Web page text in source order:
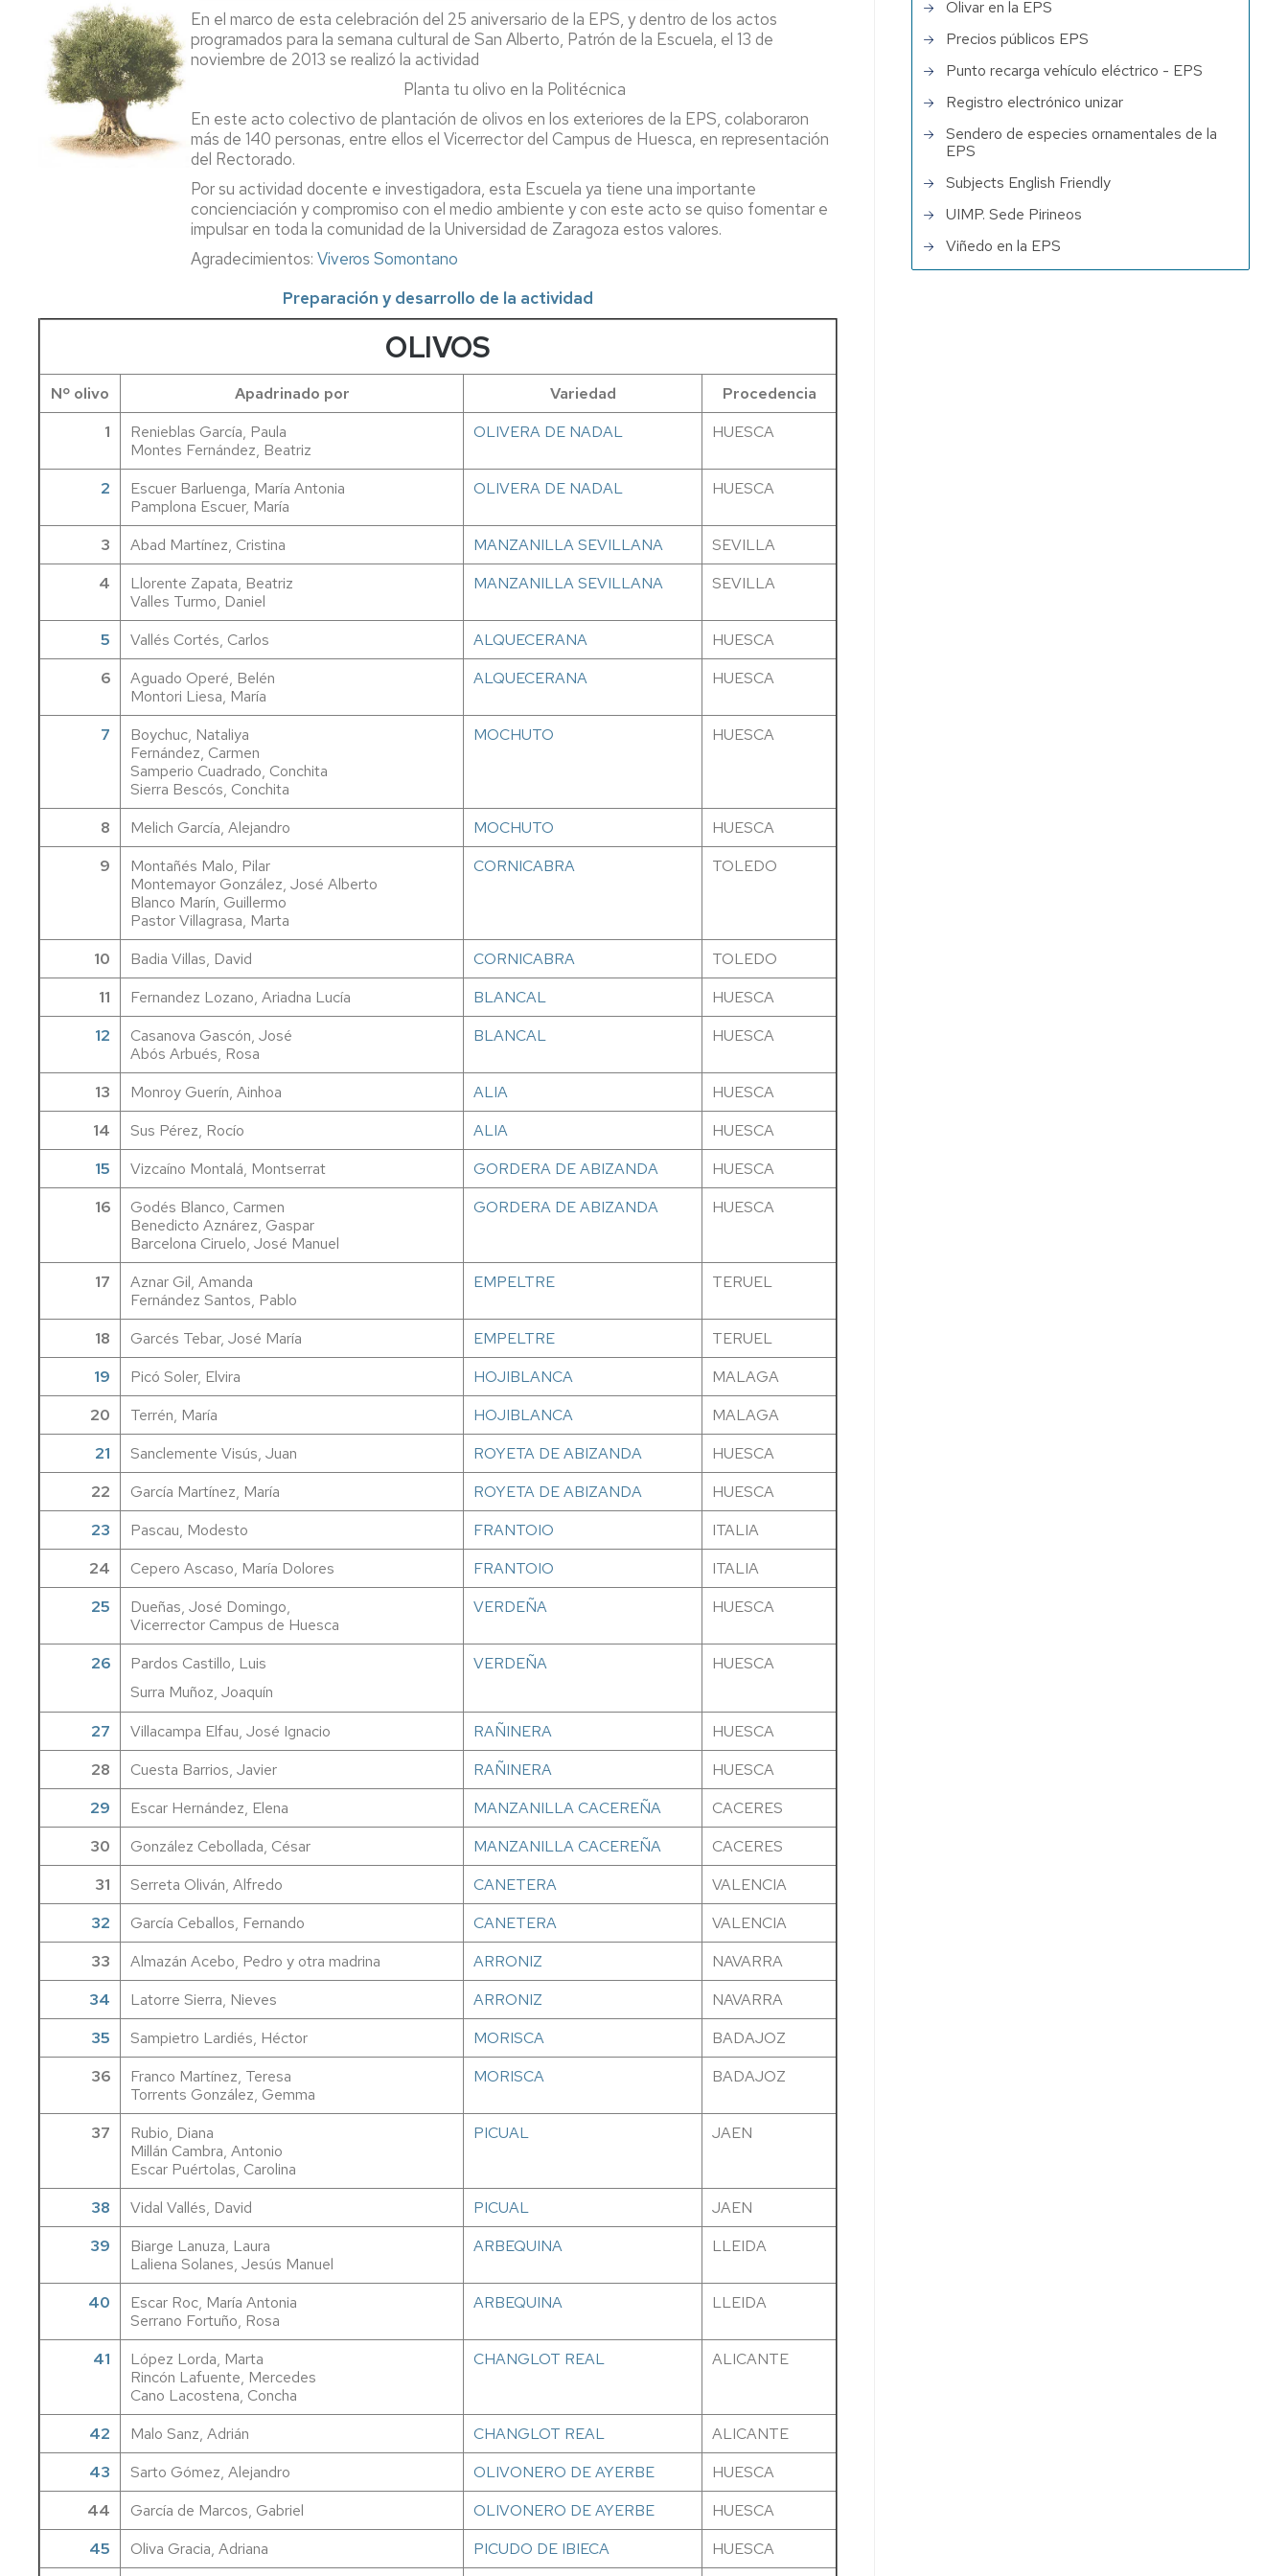
Normativa
propia
Prevención
y
seguridad
UZ
Visitas
prácticas
de
Proyectos
de
Innovación
Estudiantes
visitantes
Prácticas
Reconocimiento
de
créditos
Trabajos
Fin
Estudios
Homologación
títulos
extranjeros
la
EPS
en
centros
Proyección
social
Semana
Cultural
San
Alberto
En el marco de esta celebración del 25 aniversario de la EPS, y dentro de los actos
programados para la semana cultural de San Alberto, Patrón de la Escuela, el 13 de
noviembre de 2013 se realizó la actividad
Planta tu olivo en la Politécnica
En este acto colectivo de plantación de olivos en los exteriores de la EPS, colaboraron
más de 140 personas, entre ellos el Vicerrector del Campus de Huesca, en representación
del Rectorado.
Por su actividad docente e investigadora, esta Escuela ya tiene una importante
concienciación y compromiso con el medio ambiente y con este acto se quiso fomentar e
impulsar en toda la comunidad de la Universidad de Zaragoza estos valores.
Agradecimientos: Viveros Somontano
Preparación y desarrollo de la actividad
OLIVOS
Nº olivo Apadrinado por Variedad
Procedencia
1
Renieblas García, Paula
Montes Fernández, Beatriz
OLIVERA DE NADAL HUESCA
2
Escuer Barluenga, María Antonia
Pamplona Escuer, María
OLIVERA DE NADAL HUESCA
3 Abad Martínez, Cristina MANZANILLA SEVILLANA
SEVILLA
4
Llorente Zapata, Beatriz
Valles Turmo, Daniel
MANZANILLA SEVILLANA SEVILLA
5 Vallés Cortés, Carlos ALQUECERANA
HUESCA
6
Aguado Operé, Belén
Montori Liesa, María
ALQUECERANA HUESCA
7
Boychuc, Nataliya
Fernández, Carmen
Samperio Cuadrado, Conchita
Sierra Bescós, Conchita
MOCHUTO HUESCA
8 Melich García, Alejandro MOCHUTO
HUESCA
9
Montañés Malo, Pilar
Montemayor González, José Alberto
Blanco Marín, Guillermo
Pastor Villagrasa, Marta
CORNICABRA TOLEDO
10 Badia Villas, David CORNICABRA
TOLEDO
11
Fernandez Lozano, Ariadna Lucía BLANCAL
HUESCA
12
Casanova Gascón, José
Abós Arbués, Rosa
BLANCAL HUESCA
13 Monroy Guerín, Ainhoa ALIA
HUESCA
14
Sus Pérez, Rocío ALIA
HUESCA
15
Vizcaíno Montalá, Montserrat GORDERA DE ABIZANDA
HUESCA
16
Godés Blanco, Carmen
Benedicto Aznárez, Gaspar
Barcelona Ciruelo, José Manuel
GORDERA DE ABIZANDA HUESCA
17
Aznar Gil, Amanda
Fernández Santos, Pablo
EMPELTRE TERUEL
18 Garcés Tebar, José María EMPELTRE
TERUEL
19
Picó Soler, Elvira HOJIBLANCA
MALAGA
20
Terrén, María HOJIBLANCA
MALAGA
21
Sanclemente Visús, Juan ROYETA DE ABIZANDA
HUESCA
22
García Martínez, María ROYETA DE ABIZANDA
HUESCA
23
Pascau, Modesto FRANTOIO
ITALIA
24
Cepero Ascaso, María Dolores FRANTOIO
ITALIA
25
Dueñas, José Domingo,
Vicerrector Campus de Huesca
VERDEÑA HUESCA
26
Pardos Castillo, Luis
Surra Muñoz, Joaquín
VERDEÑA HUESCA
27 Villacampa Elfau, José Ignacio RAÑINERA
HUESCA
28
Cuesta Barrios, Javier RAÑINERA
HUESCA
29
Escar Hernández, Elena MANZANILLA CACEREÑA
CACERES
30
González Cebollada, César MANZANILLA CACEREÑA
CACERES
31
Serreta Oliván, Alfredo CANETERA
VALENCIA
32
García Ceballos, Fernando CANETERA
VALENCIA
33
Almazán Acebo, Pedro y otra madrina ARRONIZ
NAVARRA
34
Latorre Sierra, Nieves ARRONIZ
NAVARRA
35
Sampietro Lardiés, Héctor MORISCA
BADAJOZ
36
Franco Martínez, Teresa
Torrents González, Gemma
MORISCA BADAJOZ
37
Rubio, Diana
Millán Cambra, Antonio
Escar Puértolas, Carolina
PICUAL JAEN
38 Vidal Vallés, David PICUAL
JAEN
39
Biarge Lanuza, Laura
Laliena Solanes, Jesús Manuel
ARBEQUINA LLEIDA
40
Escar Roc, María Antonia
Serrano Fortuño, Rosa
ARBEQUINA LLEIDA
41
López Lorda, Marta
Rincón Lafuente, Mercedes
Cano Lacostena, Concha
CHANGLOT REAL ALICANTE
42 Malo Sanz, Adrián CHANGLOT REAL
ALICANTE
43
Sarto Gómez, Alejandro OLIVONERO DE AYERBE
HUESCA
44
García de Marcos, Gabriel OLIVONERO DE AYERBE
HUESCA
45
Oliva Gracia, Adriana PICUDO DE IBIECA HUESCA
Olivar en la EPS
Precios públicos EPS
Punto recarga vehículo eléctrico - EPS
Registro electrónico unizar
Sendero de especies ornamentales de la
EPS
Subjects English Friendly
UIMP. Sede Pirineos
Viñedo en la EPS